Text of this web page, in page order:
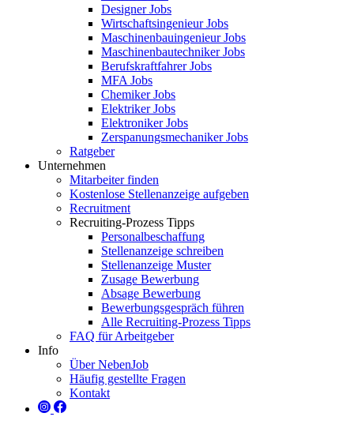
Designer Jobs
Wirtschaftsingenieur Jobs
Maschinenbauingenieur Jobs
Maschinenbautechniker Jobs
Berufskraftfahrer Jobs
MFA Jobs
Chemiker Jobs
Elektriker Jobs
Elektroniker Jobs
Zerspanungsmechaniker Jobs
Ratgeber
Unternehmen
Mitarbeiter finden
Kostenlose Stellenanzeige aufgeben
Recruitment
Recruiting-Prozess Tipps
Personalbeschaffung
Stellenanzeige schreiben
Stellenanzeige Muster
Zusage Bewerbung
Absage Bewerbung
Bewerbungsgespräch führen
Alle Recruiting-Prozess Tipps
FAQ für Arbeitgeber
Info
Über NebenJob
Häufig gestellte Fragen
Kontakt